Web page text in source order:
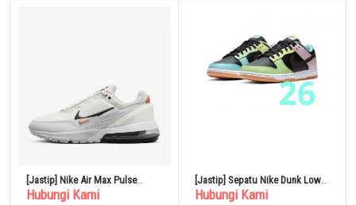
[Jastip] Nike Air Max Pulse
Men’s Shoes
Hubungi Kami
[Jastip] Sepatu Nike Dunk Low
SE Free.99
Hubungi Kami